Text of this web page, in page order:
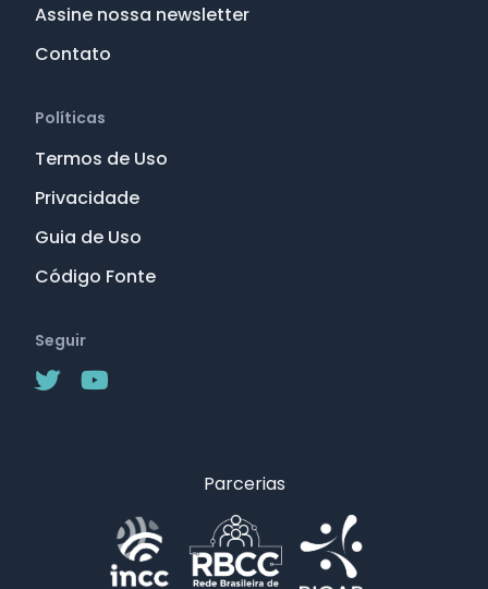
Assine nossa newsletter
Contato
Políticas
Termos de Uso
Privacidade
Guia de Uso
Código Fonte
Seguir
Parcerias